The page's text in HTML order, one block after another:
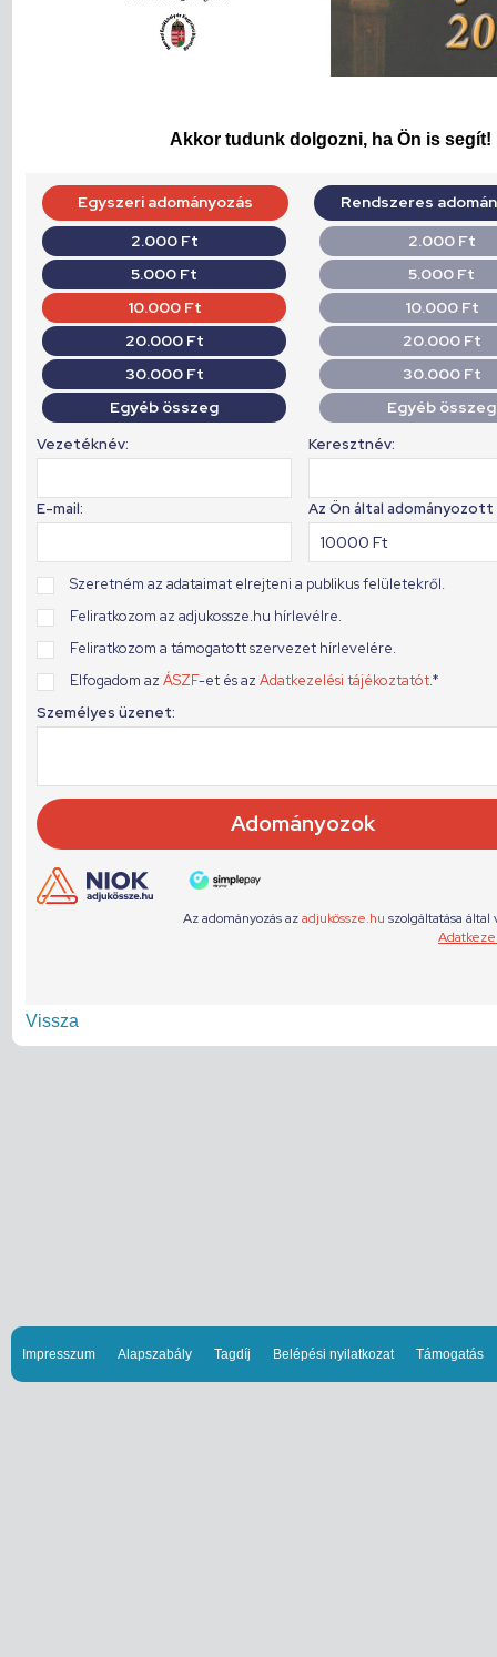
Akkor tudunk dolgozni, ha Ön is segít!
Vissza
Impresszum Alapszabály Tagdíj Belépési nyilatkozat Támogatás